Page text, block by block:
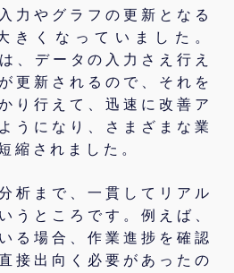
力やグラフの更新となる
きくなっていました。
、データの入力さえ行え
更新されるので、それを
り行えて、迅速に改善ア
うになり、さまざまな業
縮されました。
析まで、一貫してリアル
うところです。例えば、
る場合、作業進捗を確認
接出向く必要があったの